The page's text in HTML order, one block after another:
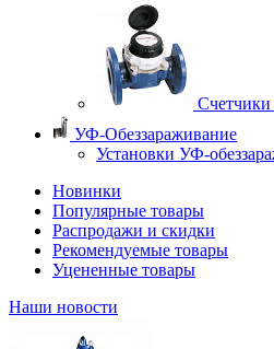
УФ-Обеззараживание
Установки УФ-
Новинки
Популярные товары
Распродажи и скидки
Рекомендуемые товары
Уцененные товары
Наши новости